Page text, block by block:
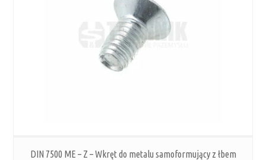
DIN 7500 ME – Z – Wkręt do metalu samoformujący z łbem